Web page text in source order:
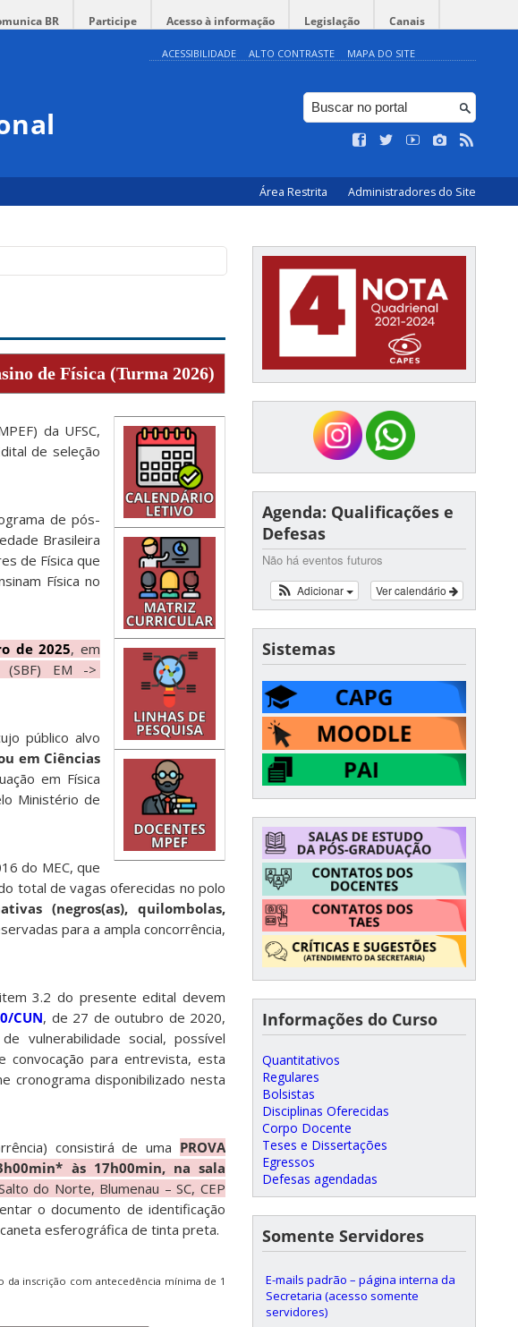
BR Participe Acesso à informação Legislação Canais
ACESSIBILIDADE ALTO CONTRASTE MAPA DO SITE
Área Restrita Administradores do Site
de Física (Turma 2026)
da UFSC,
de seleção
de pós-
Brasileira
de Física que
Física no
de 2025, em
EM ->
público alvo
em Ciências
em Física
Ministério de
do MEC, que
total de vagas oferecidas no polo
(negros(as), quilombolas,
para a ampla concorrência,
3.2 do presente edital devem
CUN, de 27 de outubro de 2020,
vulnerabilidade social, possível
convocação para entrevista, esta
cronograma disponibilizado nesta
consistirá de uma PROVA
às 17h00min, na sala
do Norte, Blumenau – SC, CEP
o documento de identificação
esferográfica de tinta preta.
inscrição com antecedência mínima de 1
Agenda: Qualificações e
Defesas
Não há eventos futuros
Ver calendário
Adicionar
Sistemas
Informações do Curso
Quantitativos
Regulares
Bolsistas
Disciplinas Oferecidas
Corpo Docente
Teses e Dissertações
Egressos
Defesas agendadas
Somente Servidores
E-mails padrão – página interna da
Secretaria (acesso somente
servidores)